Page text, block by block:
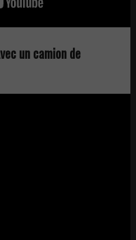
un camion de